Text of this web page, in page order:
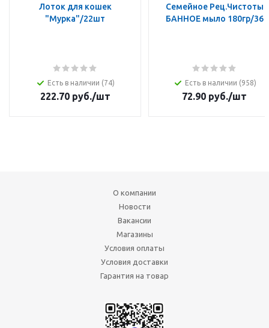
Лоток для кошек
"Мурка"/22шт
Есть в наличии (74)
222.70руб./шт
Семейное Рец.Чистоты
БАННОЕ мыло 180гр/36
Есть в наличии (958)
72.90 руб./шт
О компании
Новости
Вакансии
Магазины
Условия оплаты
Условия доставки
Гарантия на товар